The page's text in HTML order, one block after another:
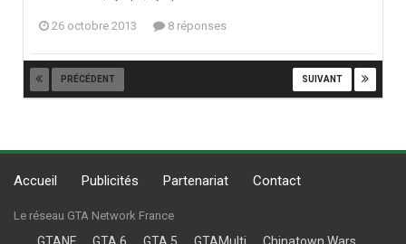
26 octobre 2013 8 réponses
PRÉCÉDENT SUIVANT
Accueil Publicités Partenariat Contact
Le réseau GTA Network France